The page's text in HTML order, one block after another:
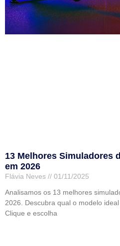
13 Melhores Simuladores
em 2026
Flávia Neves
01/11/2025
Analisamos os 13 melhores
2026. Descubra qual o modelo
Clique e escolha